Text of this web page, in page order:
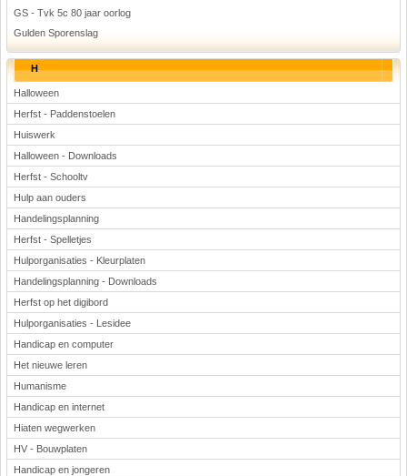
GS - Tvk 5c 80 jaar oorlog
Gulden Sporenslag
H
Halloween
Herfst - Paddenstoelen
Huiswerk
Halloween - Downloads
Herfst - Schooltv
Hulp aan ouders
Handelingsplanning
Herfst - Spelletjes
Hulporganisaties - Kleurplaten
Handelingsplanning - Downloads
Herfst op het digibord
Hulporganisaties - Lesidee
Handicap en computer
Het nieuwe leren
Humanisme
Handicap en internet
Hiaten wegwerken
HV - Bouwplaten
Handicap en jongeren